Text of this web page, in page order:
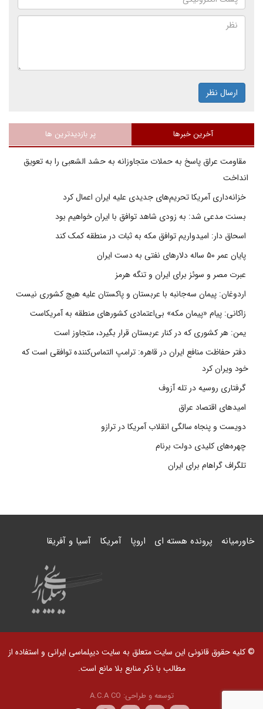
ارسال نظر
آخرین خبرها پر بازدیدترین ها
مقاومت عراق پاسخ به حملات متجاوزانه به حشد الشعبی را به تعویق
انداخت
خزانه‌داری آمریکا تحریم‌های جدیدی علیه ایران اعمال کرد
بسنت مدعی شد: به زودی شاهد توافق با ایران خواهیم بود
اسحاق دار: امیدواریم توافق مکه به ثبات در منطقه کمک کند
پایان عمر ۵۰ ساله دلارهای نفتی به دست ایران
عبرت مصر و سوئز برای ایران و تنگه هرمز
اردوغان: پیمان سه‌جانبه با عربستان و پاکستان علیه هیچ کشوری نیست
زاکانی: پیام «پیمان مکه» بی‌اعتمادی کشورهای منطقه به آمریکاست
یمن: هر کشوری که در کنار عربستان قرار بگیرد، متجاوز است
دفتر حفاظت منافع ایران در قاهره: ترامپ التماس‌کننده توافقی است که
خود ویران کرد
گرفتاری روسیه در تله آزوف
امیدهای اقتصاد عراق
دویست و پنجاه سالگی انقلاب آمریکا در ترازو
چهره‌های کلیدی دولت برنام
تلگراف گراهام برای ایران
خاورمیانه پرونده هسته ای اروپا آمریکا آسیا و آفریقا
© کلیه حقوق قانونی این سایت متعلق به سایت دیپلماسی ایرانی و استفاده از
مطالب با ذکر منابع بلا مانع است.
توسعه و طراحی: A.C.A CO